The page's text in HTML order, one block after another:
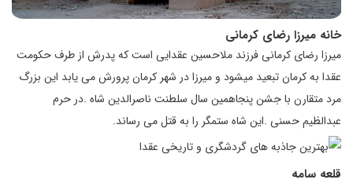
خانه میرزا رضای کرمانی
میرزا رضای کرمانی فرزند ملاحسین عقدایی است که پدرش از طرف حکومت
عقدا به کرمان تبعید میشود و میرزا در شهر کرمان پرورش می یابد این بزرگ
مرد متقارن با جشن پنجاهمین سال سلطنت ناصرالدین شاه .در حرم
عبدالظیم حسنی .این شاه ستمگر را به قتل می رساند.
قلعه سامه